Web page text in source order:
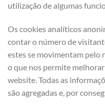
utilização de algumas
Os cookies analíticos
contar o número de
estes se movimentam pelo
o que nos permite
website. Todas as
são agregadas e, por